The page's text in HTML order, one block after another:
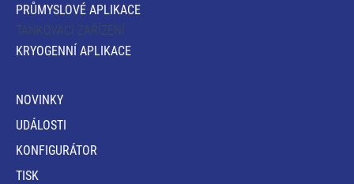
PRŮMYSLOVÉ APLIKACE
TANKOVACÍ ZAŘÍZENÍ
KRYOGENNÍ APLIKACE
NOVINKY
UDÁLOSTI
KONFIGURÁTOR
TISK